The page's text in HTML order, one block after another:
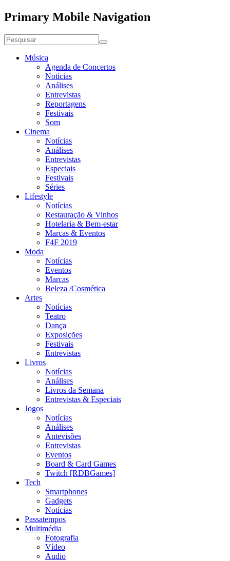
Primary Mobile Navigation
Música
Agenda de Concertos
Notícias
Análises
Entrevistas
Reportagens
Festivais
Som
Cinema
Notícias
Análises
Entrevistas
Especiais
Festivais
Séries
Lifestyle
Notícias
Restauração & Vinhos
Hotelaria & Bem-estar
Marcas & Eventos
F4F 2019
Moda
Notícias
Eventos
Marcas
Beleza /Cosmética
Artes
Notícias
Teatro
Dança
Exposições
Festivais
Entrevistas
Livros
Notícias
Análises
Livros da Semana
Entrevistas & Especiais
Jogos
Notícias
Análises
Antevisões
Entrevistas
Eventos
Board & Card Games
Twitch [RDBGames]
Tech
Smartphones
Gadgets
Notícias
Passatempos
Multimédia
Fotografia
Vídeo
Audio